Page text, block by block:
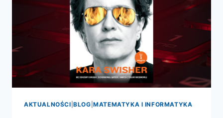
AKTUALNOŚCI |BLOG |MATEMATYKA I INFORMATYKA